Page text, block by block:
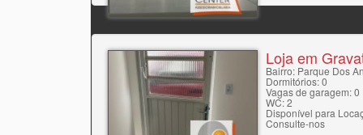
Loja em
Bairro: Parque Dos
Dormitórios: 0
Vagas de garagem: 0
WC: 2
Disponível para
Consulte-nos